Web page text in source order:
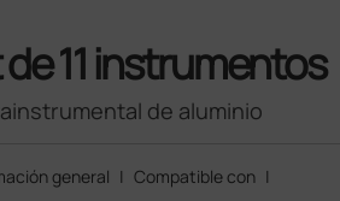
de 11 instrumentos
de aluminio
general | Compatible con |